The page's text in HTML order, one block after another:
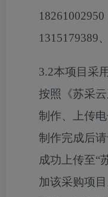
18261002950
1315179389
3.2本项目采
按照《苏采
制作、上传
制作完成后
成功上传至“
加该采购项